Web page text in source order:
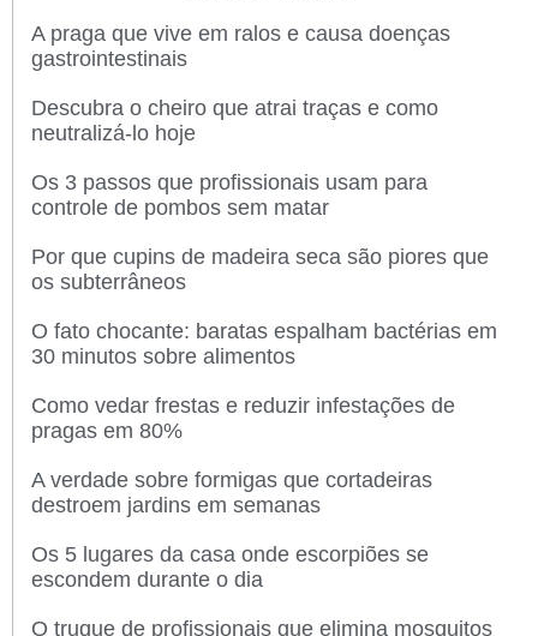
A praga que vive em ralos e causa doenças
gastrointestinais
Descubra o cheiro que atrai traças e como
neutralizá-lo hoje
Os 3 passos que profissionais usam para
controle de pombos sem matar
Por que cupins de madeira seca são piores que
os subterrâneos
O fato chocante: baratas espalham bactérias em
30 minutos sobre alimentos
Como vedar frestas e reduzir infestações de
pragas em 80%
A verdade sobre formigas que cortadeiras
destroem jardins em semanas
Os 5 lugares da casa onde escorpiões se
escondem durante o dia
O truque de profissionais que elimina mosquitos